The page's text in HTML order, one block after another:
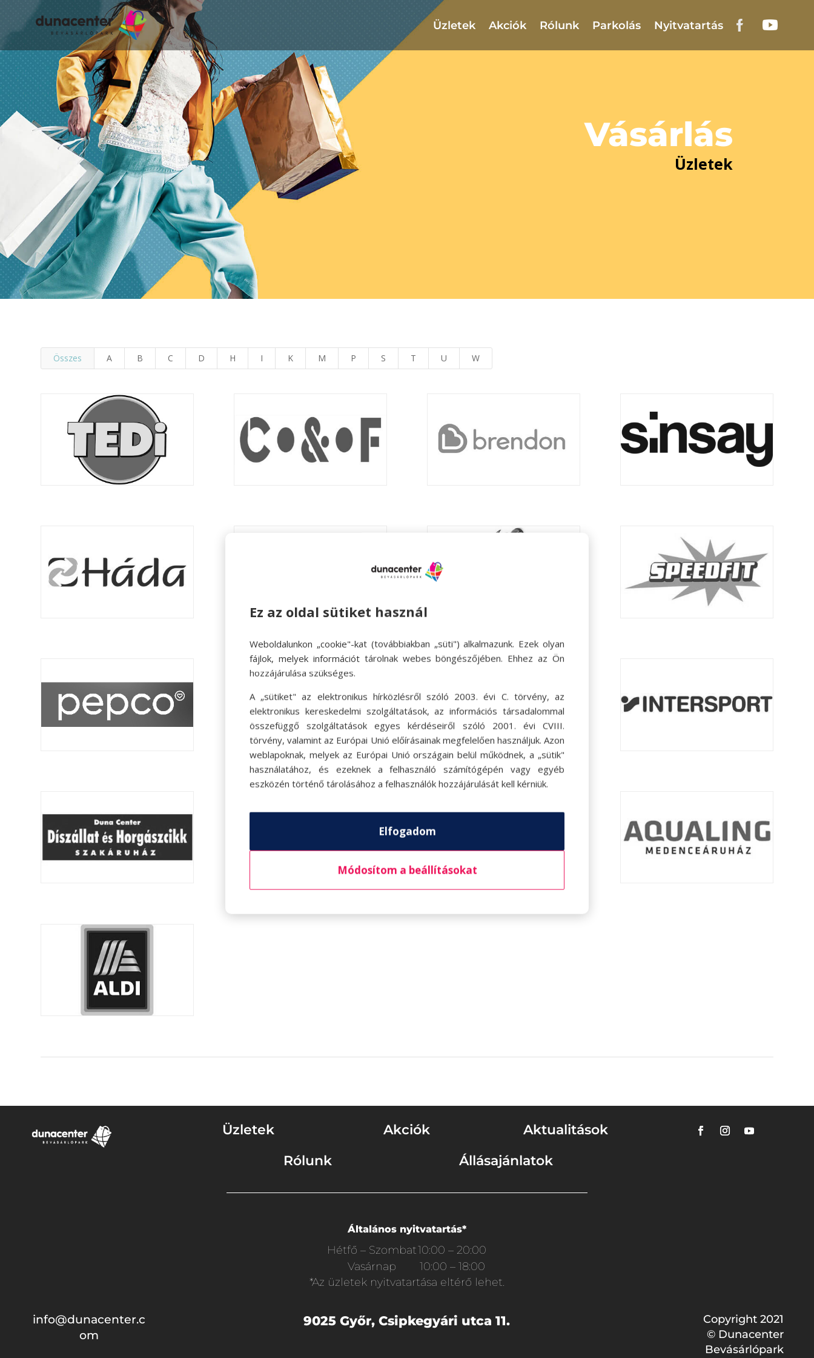
Üzletek Akciók Rólunk Parkolás Nyitvatartás
Vásárlás
Üzletek
Összes A B C D H I K M P S T U W
Üzletek Akciók
Aktualitások
Rólunk
Állásajánlatok
Általános nyitvatartás*
Hétfő – Szombat10:00 – 20:00
Vasárnap
10:00 – 18:00
*Az üzletek nyitvatartása eltérő lehet.
info@dunacenter.c
om
9025 Győr, Csipkegyári utca 11.
Copyright 2021
© Dunacenter
Bevásárlópark
Ez az oldal sütiket használ
Weboldalunkon „cookie"-kat (továbbiakban „süti") alkalmazunk. Ezek olyan
fájlok, melyek információt tárolnak webes böngészőjében. Ehhez az Ön
hozzájárulása szükséges.
A „sütiket" az elektronikus hírközlésről szóló 2003. évi C. törvény, az
elektronikus kereskedelmi szolgáltatások, az információs társadalommal
összefüggő szolgáltatások egyes kérdéseiről szóló 2001. évi CVIII.
törvény, valamint az Európai Unió előírásainak megfelelően használjuk. Azon
weblapoknak, melyek az Európai Unió országain belül működnek, a „sütik"
használatához, és ezeknek a felhasználó számítógépén vagy egyéb
eszközén történő tárolásához a felhasználók hozzájárulását kell kérniük.
Elfogadom
Módosítom a beállításokat